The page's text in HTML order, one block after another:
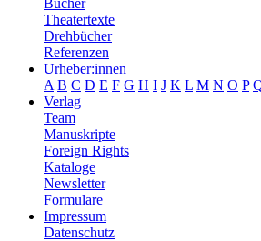
Theatertexte
Drehbücher
Referenzen
Urheber:innen
A B C D E F G H I J K L M N O P
Verlag
Team
Manuskripte
Foreign Rights
Kataloge
Newsletter
Formulare
Impressum
Datenschutz